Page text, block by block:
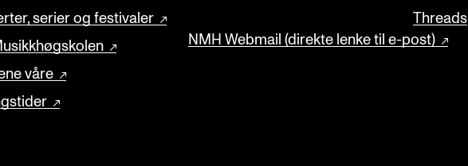
serier og festivaler
våre
NMH Webmail (direkte lenke til e-post)
Threads